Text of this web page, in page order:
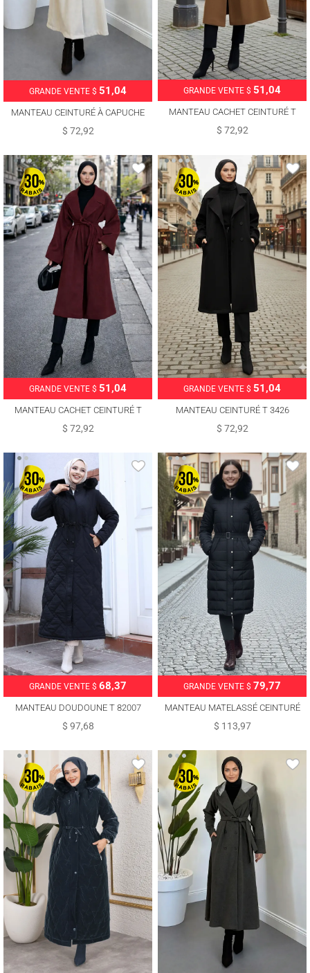
GRANDE VENTE $ 51,04
MANTEAU CEINTURÉ À CAPUCHE
T 4326
$ 72,92
GRANDE VENTE $ 51,04
MANTEAU CACHET CEINTURÉ T
3616
$ 72,92
GRANDE VENTE $ 51,04
MANTEAU CACHET CEINTURÉ T
$ 72,92
GRANDE VENTE $ 51,04
MANTEAU CEINTURÉ T 3426
$ 72,92
GRANDE VENTE $ 68,37
MANTEAU DOUDOUNE T 82007
$ 97,68
GRANDE VENTE $ 79,77
MANTEAU MATELASSÉ CEINTURÉ
$ 113,97